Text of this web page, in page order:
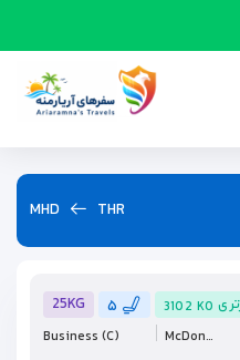
THR
MHD
3102 K0 ۵ 25KG
McDonnell Douglas MD-80 Series
Business (C)